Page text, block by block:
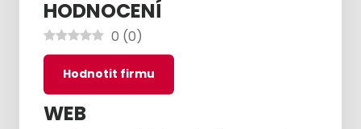
HODNOCENÍ
0 (0)
Hodnotit firmu
WEB